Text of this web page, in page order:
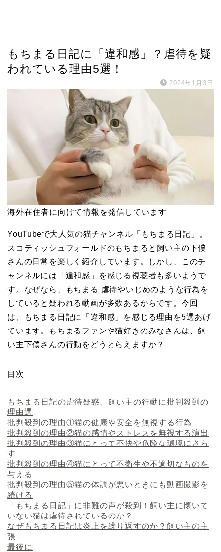
もちまる日記に「違和感」？虐待を疑
われている理由5選！
2024年1月3日
海外在住者に向けて情報を発信しています
YouTubeで大人気の猫チャンネル「もちまる日記」。
スコティッシュフォールドのもちまると飼い主の下僕
さんの日常を楽しく紹介しています。しかし、このチ
ャンネルには「違和感」を感じる視聴者も多いようで
す。なぜなら、もちまる 虐待やいじめのような行為を
していると疑われる動画が多数あるからです。今回
は、もちまる日記に「違和感」を感じる理由を5選あげ
ています。もちまるファンや猫好きのみなさんは、飼
い主下僕さんの行動をどうとらえますか？
目次
もちまる日記の虐待疑惑、飼い主の行動に批判殺到の
理由選
批判殺到の理由①猫の健康や安全を無視する行為
批判殺到の理由②猫の感情やストレスを無視する演出
批判殺到の理由③猫にとって不快や危険な環境にさら
す
批判殺到の理由④猫にとって不衛生や不適切なものを
与える
批判殺到の理由⑤猫の体調が悪いときにも動画撮影を
続ける
「もちまる日記」に非難の声が殺到！飼い主に懐いて
いない猫は虐待されているのか？
なぜもちまる日記は炎上を繰り返すのか？飼い主の主
張
最後に